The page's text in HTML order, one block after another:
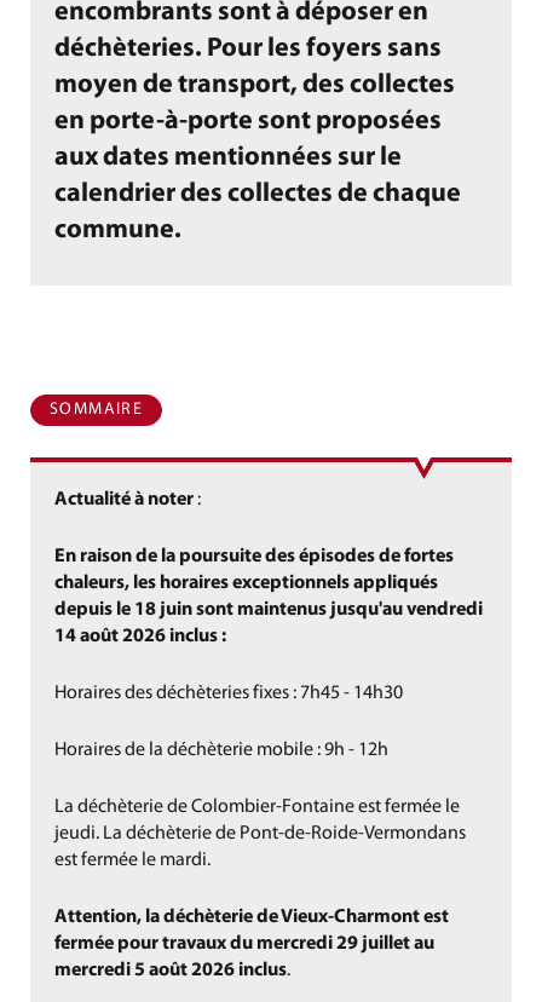
encombrants sont à déposer en
déchèteries. Pour les foyers sans
moyen de transport, des collectes
en porte-à-porte sont proposées
aux dates mentionnées sur le
calendrier des collectes de chaque
commune.
Actualité à noter :
En raison de la poursuite des épisodes de fortes
chaleurs, les horaires exceptionnels appliqués
depuis le 18 juin sont maintenus jusqu'au vendredi
14 août 2026 inclus :
Horaires des déchèteries fixes : 7h45 - 14h30
Horaires de la déchèterie mobile : 9h - 12h
La déchèterie de Colombier-Fontaine est fermée le
jeudi. La déchèterie de Pont-de-Roide-Vermondans
est fermée le mardi.
Attention, la déchèterie de Vieux-Charmont est
fermée pour travaux du mercredi 29 juillet au
mercredi 5 août 2026 inclus.
SOMMAIRE